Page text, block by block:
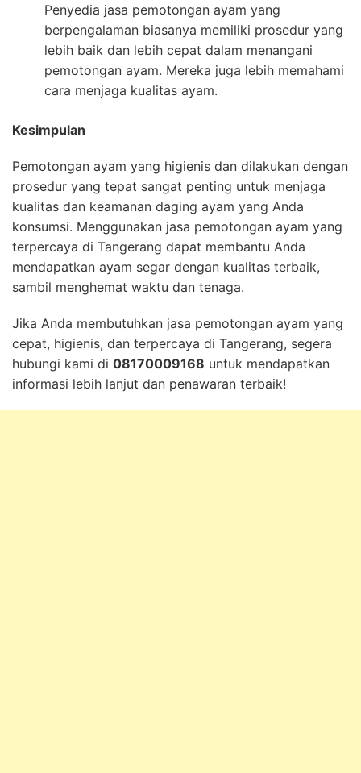
Penyedia jasa pemotongan ayam yang
berpengalaman biasanya memiliki prosedur yang
lebih baik dan lebih cepat dalam menangani
pemotongan ayam. Mereka juga lebih memahami
cara menjaga kualitas ayam.
Kesimpulan
Pemotongan ayam yang higienis dan dilakukan dengan
prosedur yang tepat sangat penting untuk menjaga
kualitas dan keamanan daging ayam yang Anda
konsumsi. Menggunakan jasa pemotongan ayam yang
terpercaya di Tangerang dapat membantu Anda
mendapatkan ayam segar dengan kualitas terbaik,
sambil menghemat waktu dan tenaga.
Jika Anda membutuhkan jasa pemotongan ayam yang
cepat, higienis, dan terpercaya di Tangerang, segera
hubungi kami di 08170009168 untuk mendapatkan
informasi lebih lanjut dan penawaran terbaik!